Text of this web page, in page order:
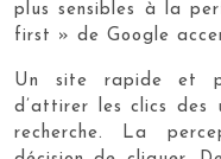
plus sensibles à la
first » de Google
Un site rapide et
d’attirer les clics des
recherche. La